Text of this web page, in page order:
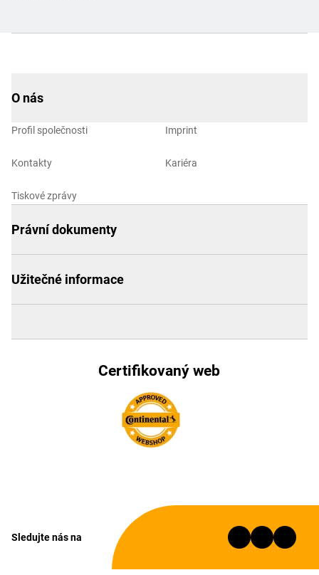
O nás
Profil společnosti
Kontakty
Tiskové zprávy
Imprint
Kariéra
Právní dokumenty
Užitečné informace
Certifikovaný web
Sledujte nás na